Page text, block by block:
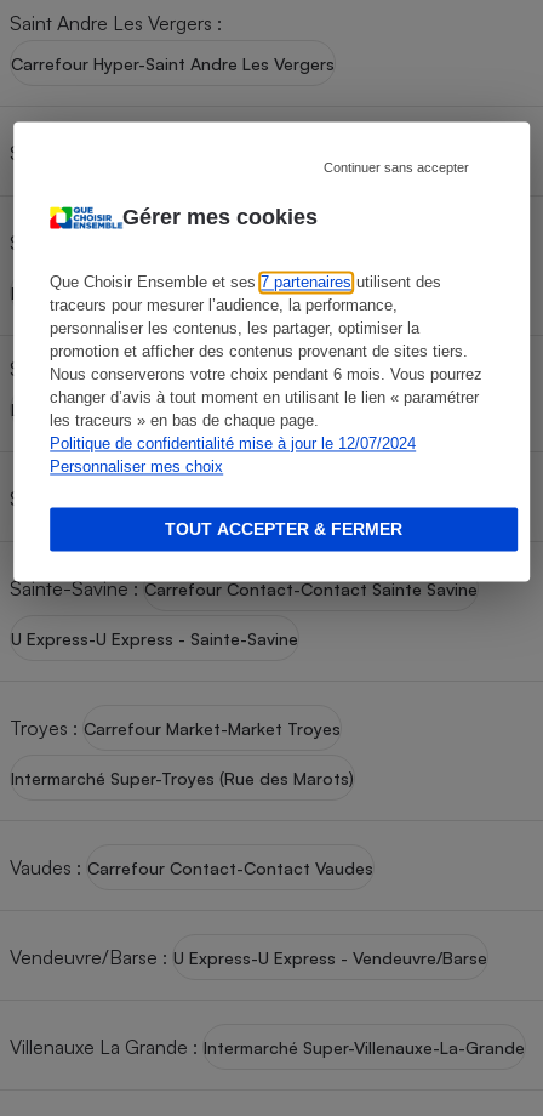
Gérer mes cookies
Que Choisir Ensemble et ses7 partenaires utilisent des
traceurs pour mesurer l’audience, la performance,
personnaliser les contenus, les partager, optimiser la
promotion et afficher des contenus provenant de sites tiers.
Nous conserverons votre choix pendant 6 mois. Vous pourrez
changer d’avis à tout moment en utilisant le lien « paramétrer
les traceurs » en bas de chaque page.
Politique de confidentialité mise à jour le 12/07/2024
Personnaliser mes choix
Continuer sans accepter
TOUT ACCEPTER & FERMER
Saint Andre Les Vergers :
Carrefour Hyper-Saint Andre Les Vergers
Saint Germain
Saint Julien Les Villas
Intermarché Super-Saint-Julien-les-Villas
Saint Parres Aux Tertres:
Leclerc Drive-saint-parres-aux-tertres-troyes
Saint-Lye
Sainte-Savine:Carrefour Contact-Contact Sainte Savine
U Express-U Express - Sainte-Savine
Troyes : Carrefour Market-Market Troyes
Intermarché Super-Troyes (Rue des Marots)
Vaudes : Carrefour Contact-Contact Vaudes
Vendeuvre/Barse : U Express-U Express - Vendeuvre/Barse
Villenauxe La Grande : Intermarché Super-Villenauxe-La-Grande
Robot ménager